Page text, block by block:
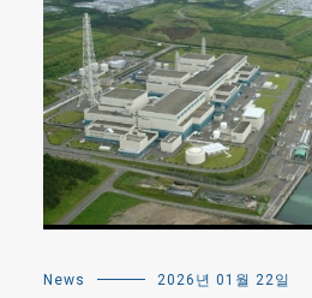
News 2026년 01월 22일